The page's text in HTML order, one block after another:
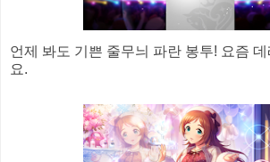
언제 봐도 기쁜 줄무늬 파란 봉투! 요즘 데
요.